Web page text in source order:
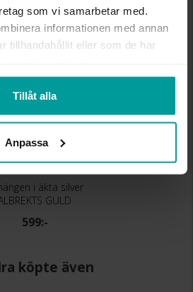
som vi samarbetar med.
informationen med annan
tillhandahållit eller som de har
Tillåt alla
Anpassa
i äkta silver
GULD
599:-
köpte även